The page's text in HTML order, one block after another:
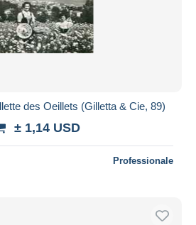
des Oeillets (Gilletta & Cie, 89)
± 1,14 USD
Professionale